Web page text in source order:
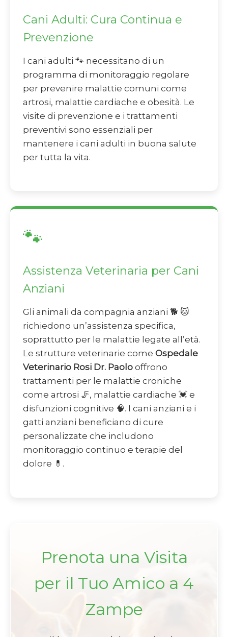
Cani Adulti: Cura Continua e
Prevenzione
I cani adulti 🐾 necessitano di un
programma di monitoraggio regolare
per prevenire malattie comuni come
artrosi, malattie cardiache e obesità. Le
visite di prevenzione e i trattamenti
preventivi sono essenziali per
mantenere i cani adulti in buona salute
per tutta la vita.
🐾
Assistenza Veterinaria per Cani
Anziani
Gli animali da compagnia anziani 🐕 🐱
richiedono un’assistenza specifica,
soprattutto per le malattie legate all’età.
Le strutture veterinarie come Ospedale
Veterinario Rosi Dr. Paolo offrono
trattamenti per le malattie croniche
come artrosi 🦵, malattie cardiache 💓 e
disfunzioni cognitive 🧠. I cani anziani e i
gatti anziani beneficiano di cure
personalizzate che includono
monitoraggio continuo e terapie del
dolore 💊.
Prenota una Visita
per il Tuo Amico a 4
Zampe